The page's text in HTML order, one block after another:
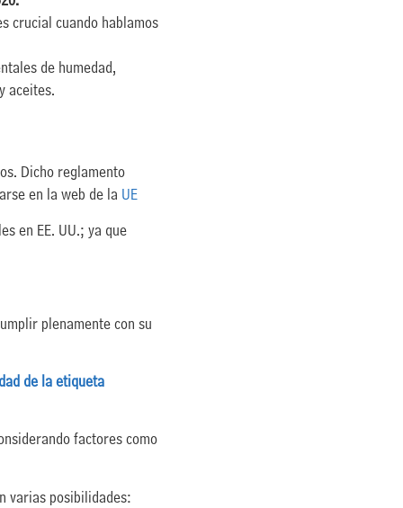
crucial cuando hablamos
de humedad,
aceites.
Dicho reglamento
en la web de la UE
en EE. UU.; ya que
plenamente con su
de la etiqueta
factores como
varias posibilidades: